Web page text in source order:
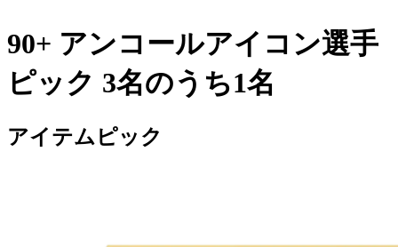
90+ アンコールアイコン選手
ピック 3名のうち1名
アイテムピック